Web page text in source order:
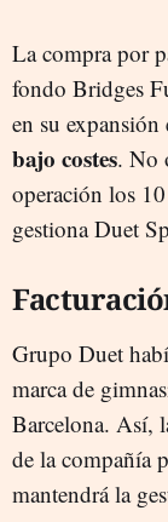
La compra por
fondo Bridges
en su
bajo costes. No
operación los
gestiona Duet
Grupo Duet
marca de
Barcelona. Así,
de la compañía
mantendrá la